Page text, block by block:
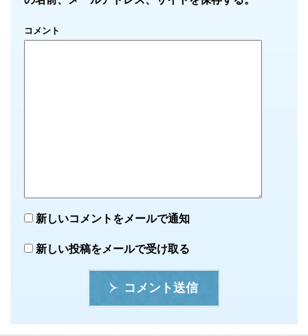
コメント
新しいコメントをメールで通知
新しい投稿をメールで受け取る
コメント送信